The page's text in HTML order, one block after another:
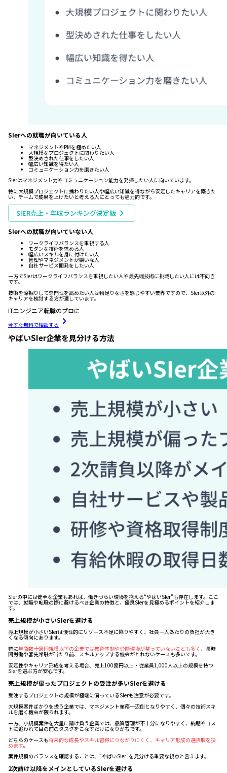
SIerへの就職が向いている人
マネジメントやPMを極めたい人
大規模なプロジェクトに関わりたい人
型決めされた仕事をしたい人
幅広い知識を得たい人
コミュニケーション力を磨きたい人
SIerはマネジメント力やコミュニケーション能力を発揮したい人に向いています。
特に大規模プロジェクトに携わりたい人や幅広い知識を得ながら安定したキャリアを築きた
い、チームで成果を上げたいと考える人にとっても魅力的です。
SIER売上・年収ランキング決定版
SIerへの就職が向いていない人
ワークライフバランスを重視する人
モダンな技術を求める人
幅広いスキルを身に付けたい人
管理やマネジメントが嫌いな人
自社サービス開発をしたい人
一方でSIerはワークライフバランスを重視したい人や最先端技術に挑戦したい人には不向き
です。
技術を深掘りして専門性を高めたい人は物足りなさを感じやすい業界ですので、SIer以外の
キャリアを検討する方が適しています。
ITエンジニア転職のプロに
今すぐ無料で相談する
やばいSIer企業を見分ける方法
SIerの中には健全な企業もあれば、働きづらい環境を抱える“やばいSIer”も存在します。ここ
では、就職や転職の際に避けるべき企業の特徴と、優良SIerを見極めるポイントを紹介しま
す。
売上規模が小さいSIerを避ける
売上規模が小さいSIerは慢性的にリソース不足に陥りやすく、社員一人あたりの負担が大き
くなる傾向にあります。
特に年商数十億円規模以下の企業では教育体制や労働環境が整っていないことも多く 、長時
間労働や客先常駐が当たり前、スキルアップする機会がとれないケースも多いです。
安定性やキャリア形成を考える場合、売上100億円以上・従業員1,000人以上の規模を持つ
SIerを選ぶ方が安心です。
売上規模が偏ったプロジェクトの受注が多いSIerを避ける
受注するプロジェクトの規模が極端に偏っているSIerも注意が必要です。
大規模案件ばかりを扱う企業では、マネジメント業務一辺倒となりやすく、個々の技術スキ
ルを磨く機会が限られます。
一方、小規模案件を大量に請け負う企業では、品質管理が不十分になりやすく、納期やコス
トに追われて目の前のタスクをこなすだけになりがちです。
どちらのケースも将来的な成長やスキル習得につながりにくく、キャリア形成の選択肢を狭
めます。
案件規模のバランスを確認することは、“やばいSIer”を見分ける重要な視点と言えます。
2次請け以降をメインとしているSIerを避ける